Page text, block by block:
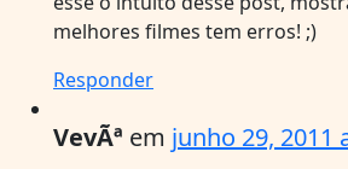
melhores filmes tem erros! ;)
Responder
VevÃª em junho 29, 2011